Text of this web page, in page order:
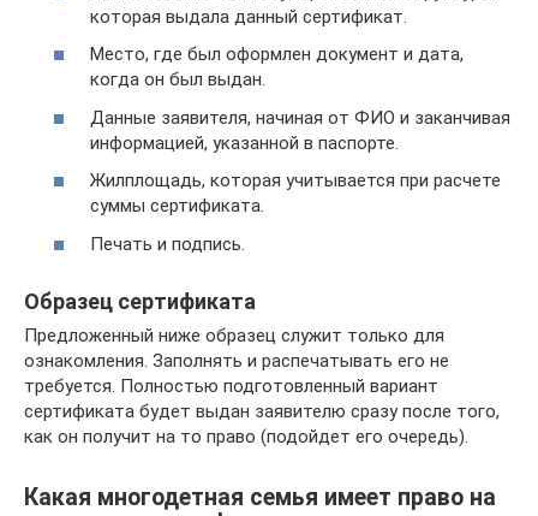
которая выдала данный сертификат.
Место, где был оформлен документ и дата,
когда он был выдан.
Данные заявителя, начиная от ФИО и заканчивая
информацией, указанной в паспорте.
Жилплощадь, которая учитывается при расчете
суммы сертификата.
Печать и подпись.
Образец сертификата
Предложенный ниже образец служит только для
ознакомления. Заполнять и распечатывать его не
требуется. Полностью подготовленный вариант
сертификата будет выдан заявителю сразу после того,
как он получит на то право (подойдет его очередь).
Какая многодетная семья имеет право на